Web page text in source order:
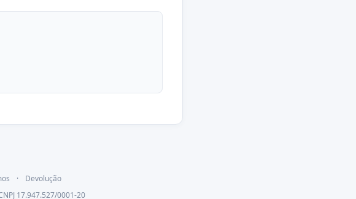
·
Devolução
17.947.527/0001-20